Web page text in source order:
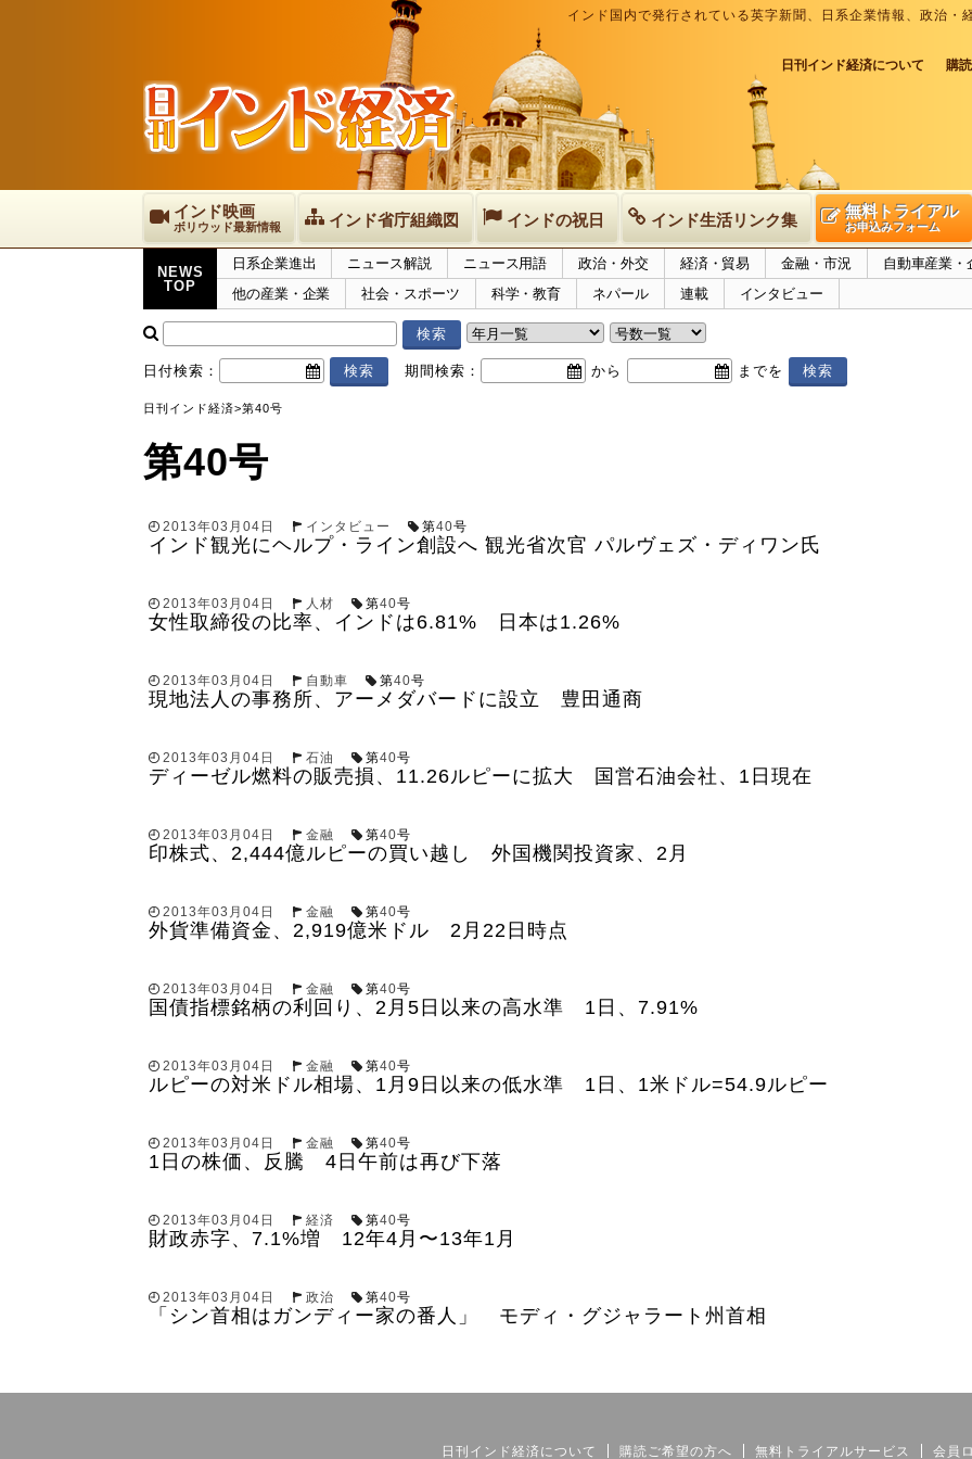
インド国内で発行されている英字新聞、日系企業情報、政治
日刊インド経済について 購
インド映画
ボリウッド最新情報 インド省庁組織図 インドの祝日 インド生活リンク集 無料トライアル
お申込みフォーム
NEWS
TOP
日系企業進出 ニュース解説 ニュース用語 政治・外交 経済・貿易 金融・市況
自動車産業・
他の産業・企業
社会・スポーツ 科学・教育 ネパール 連載 インタビュー
日付検索： 期間検索： から までを
日刊インド経済>第40号
第40号
2013年03月04日 インタビュー 第40号
インド観光にヘルプ・ライン創設へ 観光省次官 パルヴェズ・ディワン氏
2013年03月04日 人材 第40号
女性取締役の比率、インドは6.81% 日本は1.26%
2013年03月04日 自動車 第40号
現地法人の事務所、アーメダバードに設立 豊田通商
2013年03月04日 石油 第40号
ディーゼル燃料の販売損、11.26ルピーに拡大 国営石油会社、1日現在
2013年03月04日 金融 第40号
印株式、2,444億ルピーの買い越し 外国機関投資家、2月
2013年03月04日 金融 第40号
外貨準備資金、2,919億米ドル 2月22日時点
2013年03月04日 金融 第40号
国債指標銘柄の利回り、2月5日以来の高水準 1日、7.91%
2013年03月04日 金融 第40号
ルピーの対米ドル相場、1月9日以来の低水準 1日、1米ドル=54.9ルピー
2013年03月04日 金融 第40号
1日の株価、反騰 4日午前は再び下落
2013年03月04日 経済 第40号
財政赤字、7.1%増 12年4月〜13年1月
2013年03月04日 政治 第40号
「シン首相はガンディー家の番人」 モディ・グジャラート州首相
日刊インド経済について 購読ご希望の方へ 無料トライアルサービス 会員